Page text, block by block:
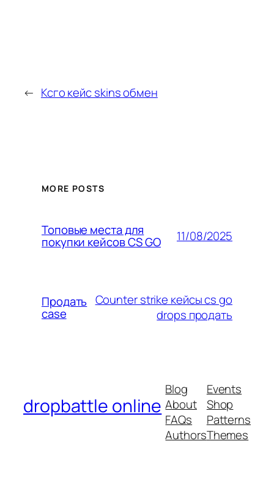
← Ксго кейс skins обмен
MORE POSTS
Топовые места для
покупки кейсов CS GO 11/08/2025
Продать
case
Counter strike кейсы cs go
drops продать
dropbattle online
Blog
About
FAQs
Authors
Events
Shop
Patterns
Themes